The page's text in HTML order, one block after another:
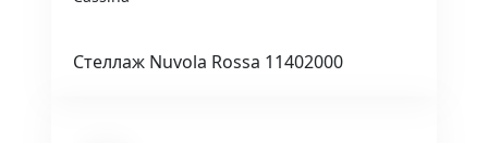
Стеллаж Nuvola Rossa 11402000